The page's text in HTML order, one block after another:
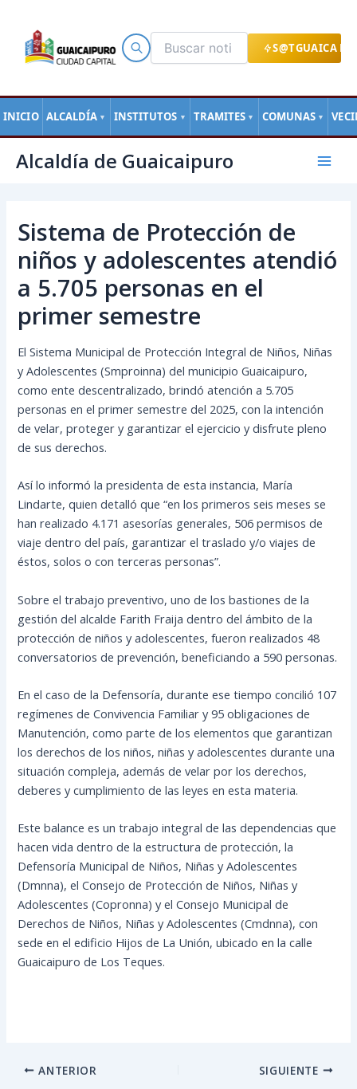
S@TGUAICA
INICIO ALCALDÍA ▼ INSTITUTOS ▼ TRAMITES ▼ COMUNAS ▼
contenido
Alcaldía de Guaicaipuro
Main
Sistema de Protección de
niños y adolescentes atendió
a 5.705 personas en el
primer semestre
El Sistema Municipal de Protección Integral de Niños, Niñas
y Adolescentes (Smproinna) del municipio Guaicaipuro,
como ente descentralizado, brindó atención a 5.705
personas en el primer semestre del 2025, con la intención
de velar, proteger y garantizar el ejercicio y disfrute pleno
de sus derechos.
Así lo informó la presidenta de esta instancia, María
Lindarte, quien detalló que “en los primeros seis meses se
han realizado 4.171 asesorías generales, 506 permisos de
viaje dentro del país, garantizar el traslado y/o viajes de
éstos, solos o con terceras personas”.
Sobre el trabajo preventivo, uno de los bastiones de la
gestión del alcalde Farith Fraija dentro del ámbito de la
protección de niños y adolescentes, fueron realizados 48
conversatorios de prevención, beneficiando a 590 personas.
En el caso de la Defensoría, durante ese tiempo concilió 107
regímenes de Convivencia Familiar y 95 obligaciones de
Manutención, como parte de los elementos que garantizan
los derechos de los niños, niñas y adolescentes durante una
situación compleja, además de velar por los derechos,
deberes y cumplimiento de las leyes en esta materia.
Este balance es un trabajo integral de las dependencias que
hacen vida dentro de la estructura de protección, la
Defensoría Municipal de Niños, Niñas y Adolescentes
(Dmnna), el Consejo de Protección de Niños, Niñas y
Adolescentes (Copronna) y el Consejo Municipal de
Derechos de Niños, Niñas y Adolescentes (Cmdnna), con
sede en el edificio Hijos de La Unión, ubicado en la calle
Guaicaipuro de Los Teques.
de
ANTERIOR SIGUIENTE